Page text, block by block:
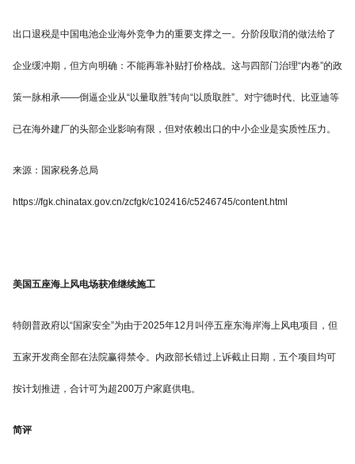
出口退税是中国电池企业海外竞争力的重要支撑之一。分阶段取消的做法给了
企业缓冲期，但方向明确：不能再靠补贴打价格战。这与四部门治理“内卷”的政
策一脉相承——倒逼企业从“以量取胜”转向“以质取胜”。对宁德时代、比亚迪等
已在海外建厂的头部企业影响有限，但对依赖出口的中小企业是实质性压力。
来源：国家税务总局
https://fgk.chinatax.gov.cn/zcfgk/c102416/c5246745/content.html
美国五座海上风电场获准继续施工
特朗普政府以“国家安全”为由于2025年12月叫停五座东海岸海上风电项目，但
五家开发商全部在法院赢得禁令。内政部长错过上诉截止日期，五个项目均可
按计划推进，合计可为超200万户家庭供电。
简评